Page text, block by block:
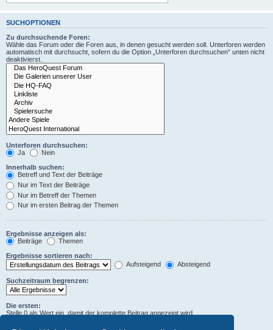
SUCHOPTIONEN
Zu durchsuchende Foren:
Wähle das Forum oder die Foren aus, in denen gesucht werden soll. Unterforen werden
automatisch mit durchsucht, sofern du die Option „Unterforen durchsuchen“ unten nicht
deaktivierst.
Unterforen durchsuchen:
Ja
Nein
Innerhalb suchen:
Betreff und Text der Beiträge
Nur im Text der Beiträge
Nur im Betreff der Themen
Nur im ersten Beitrag der Themen
Ergebnisse anzeigen als:
Beiträge
Themen
Ergebnisse sortieren nach:
Aufsteigend
Absteigend
Suchzeitraum begrenzen:
Die ersten:
Stelle 0 als Wert ein, damit der komplette Beitrag angezeigt wird.